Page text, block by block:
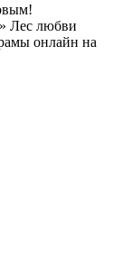
» Лес любви
онлайн на